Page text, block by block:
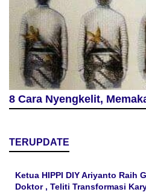
8 Cara Nyengkelit,
TERUPDATE
Ketua HIPPI DIY Ariyanto Raih
Doktor , Teliti Transformasi